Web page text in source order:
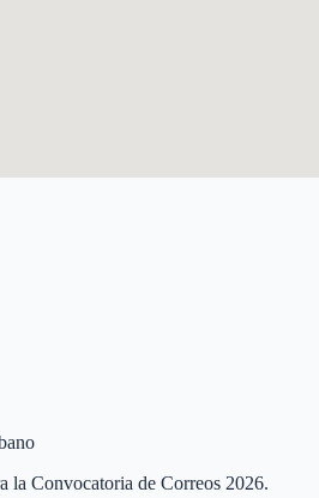
la Convocatoria de Correos 2026.